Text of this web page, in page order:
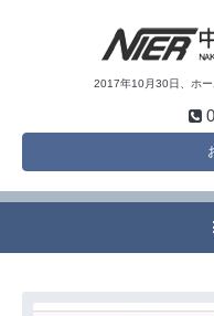
2017年10月30日、ホ